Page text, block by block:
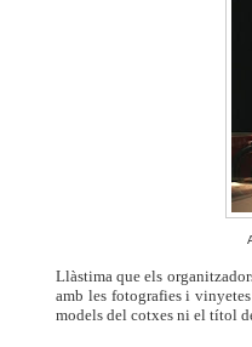
Llàstima que els
amb les fotografies i
models del cotxes ni el títol